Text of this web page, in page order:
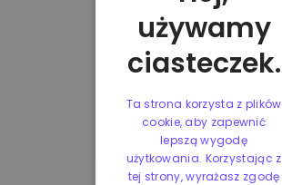
używamy
ciasteczek.
Ta strona korzysta z plików
cookie, aby zapewnić
lepszą wygodę
użytkowania. Korzystając z
tej strony, wyrażasz zgodę